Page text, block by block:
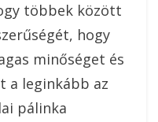
többek között
hogy
minőséget és
a leginkább az
pálinka